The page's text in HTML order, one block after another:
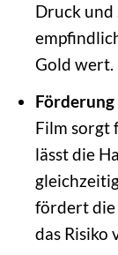
Druck und
Gold wert.
Film sorgt
lässt die
fördert
das Risiko